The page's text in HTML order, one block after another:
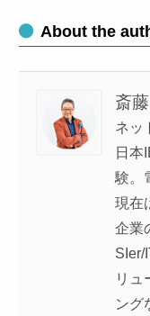
About the
斎
ネッ
日本
験。
現在
企業
SIer/
リュ
ング